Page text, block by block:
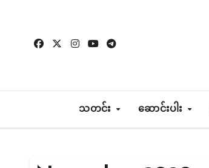
content
သတင်း ဆောင်းပါး